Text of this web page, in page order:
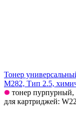
Тонер
M282, Тип 2.5,
тонер пурпурный,
для картриджей: